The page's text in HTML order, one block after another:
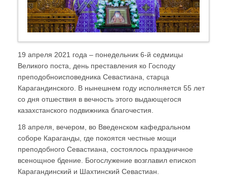
19 апреля 2021 года – понедельник 6-й седмицы
Великого поста, день преставления ко Господу
преподобноисповедника Севастиана, старца
Карагандинского. В нынешнем году исполняется 55 лет
со дня отшествия в вечность этого выдающегося
казахстанского подвижника благочестия.
18 апреля, вечером, во Введенском кафедральном
соборе Караганды, где покоятся честные мощи
преподобного Севастиана, состоялось праздничное
всенощное бдение. Богослужение возглавил епископ
Карагандинский и Шахтинский Севастиан.